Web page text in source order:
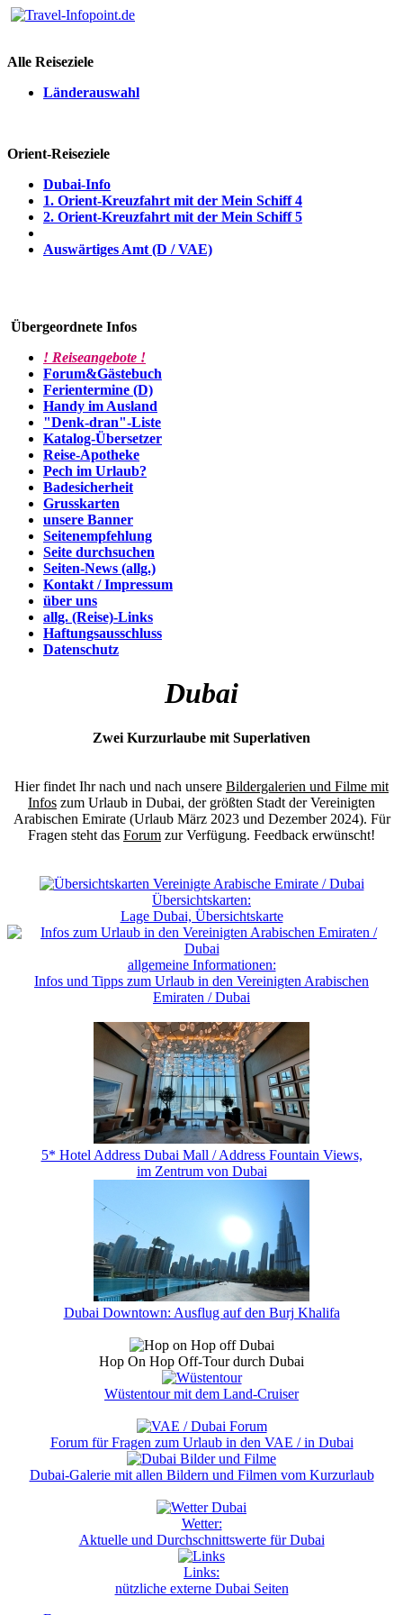
Alle Reiseziele
Länderauswahl
Orient-Reiseziele
Dubai-Info
1. Orient-Kreuzfahrt mit der Mein Schiff 4
2. Orient-Kreuzfahrt mit der Mein Schiff 5
Auswärtiges Amt (D / VAE)
Übergeordnete Infos
! Reiseangebote !
Forum&Gästebuch
Ferientermine (D)
Handy im Ausland
"Denk-dran"-Liste
Katalog-Übersetzer
Reise-Apotheke
Pech im Urlaub?
Badesicherheit
Grusskarten
unsere Banner
Seitenempfehlung
Seite durchsuchen
Seiten-News (allg.)
Kontakt / Impressum
über uns
allg. (Reise)-Links
Haftungsausschluss
Datenschutz
Dubai
Zwei Kurzurlaube mit Superlativen
Hier findet Ihr nach und nach unsere Bildergalerien und Filme mit
Infos zum Urlaub in Dubai, der größten Stadt der Vereinigten
Arabischen Emirate (Urlaub März 2023 und Dezember 2024). Für
Fragen steht das Forum zur Verfügung. Feedback erwünscht!
Übersichtskarten:
Lage Dubai, Übersichtskarte
allgemeine Informationen:
Infos und Tipps zum Urlaub in den Vereinigten Arabischen
Emiraten / Dubai
5* Hotel Address Dubai Mall / Address Fountain Views,
im Zentrum von Dubai
Dubai Downtown: Ausflug auf den Burj Khalifa
Hop On Hop Off-Tour durch Dubai
Wüstentour mit dem Land-Cruiser
Forum für Fragen zum Urlaub in den VAE / in Dubai
Dubai-Galerie mit allen Bildern und Filmen vom Kurzurlaub
Wetter:
Aktuelle und Durchschnittswerte für Dubai
Links:
nützliche externe Dubai Seiten